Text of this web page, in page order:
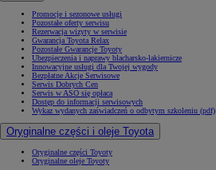
Promocje i sezonowe usługi
Pozostałe oferty serwisu
Rezerwacja wizyty w serwisie
Gwarancja Toyota Relax
Pozostałe Gwarancje Toyoty
Ubezpieczenia i naprawy blacharsko-lakiernicze
Innowacyjne usługi dla Twojej wygody
Bezpłatne Akcje Serwisowe
Serwis Dobrych Cen
Serwis w ASO się opłaca
Dostęp do informacji serwisowych
Wykaz wydanych zaświadczeń o odbytym szkoleniu (pdf)
Oryginalne części i oleje Toyota
Oryginalne części Toyoty
Oryginalne oleje Toyoty